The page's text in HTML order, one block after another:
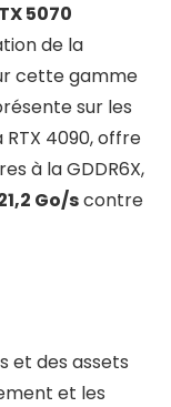
5070
de la
cette gamme
sur les
4090, offre
à la GDDR6X,
Go/scontre
et des assets
et les